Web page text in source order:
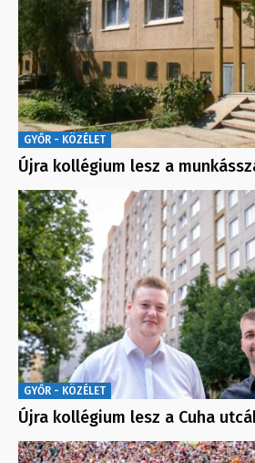
GYŐR - KÖZÉLET
Újra kollégium lesz a
GYŐR - KÖZÉLET
Újra kollégium lesz a Cuha